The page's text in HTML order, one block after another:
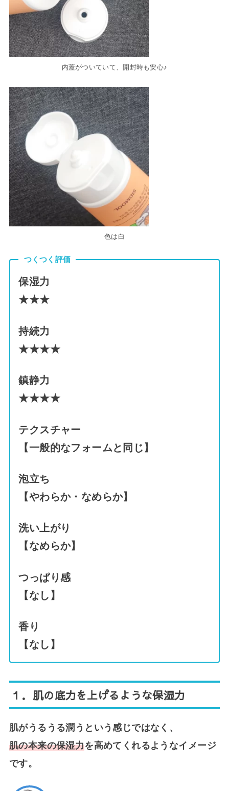
内蓋がついていて、開封時も安心♪
色は白
つくつく評価
保湿力
★★★
持続力
★★★★
鎮静力
★★★★
テクスチャー
【一般的なフォームと同じ】
泡立ち
【やわらか・なめらか】
洗い上がり
【なめらか】
つっぱり感
【なし】
香り
【なし】
１． 肌の底力を上げるような保湿力
肌がうるうる潤うという感じではなく、
肌の本来の保湿力を高めてくれるようなイメージ
です。